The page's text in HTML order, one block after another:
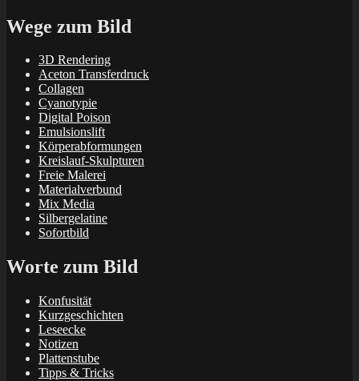
Wege zum Bild
3D Rendering
Aceton Transferdruck
Collagen
Cyanotypie
Digital Poison
Emulsionslift
Körperabformungen
Kreislauf-Skulpturen
Freie Malerei
Materialverbund
Mix Media
Silbergelatine
Sofortbild
Worte zum Bild
Konfusität
Kurzgeschichten
Leseecke
Notizen
Plattenstube
Tipps & Tricks